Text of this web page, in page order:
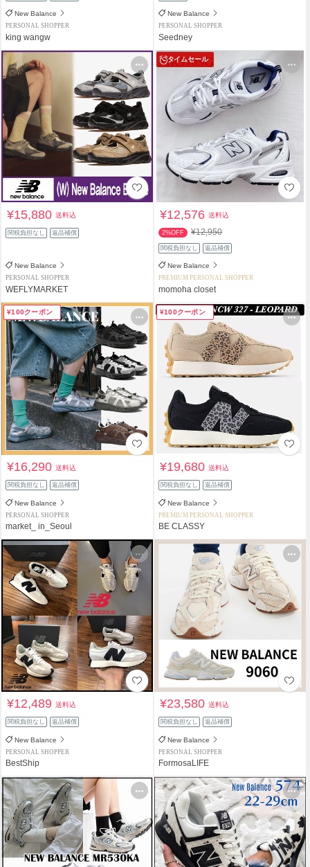
New Balance
PERSONAL SHOPPER
king wangw
New Balance
PERSONAL SHOPPER
Seedney
¥15,880送料込
関税負担なし 返品補償
New Balance
PERSONAL SHOPPER
WEFLYMARKET
タイムセール
¥12,576送料込
2%OFF ¥12,950
関税負担なし 返品補償
New Balance
PREMIUM PERSONAL SHOPPER
momoha closet
¥100クーポン
¥16,290送料込
関税負担なし 返品補償
New Balance
PERSONAL SHOPPER
market_ in_Seoul
¥100クーポン
¥19,680送料込
関税負担なし 返品補償
New Balance
PREMIUM PERSONAL SHOPPER
BE CLASSY
¥12,489送料込
関税負担なし 返品補償
New Balance
PERSONAL SHOPPER
BestShip
¥23,580送料込
関税負担なし 返品補償
New Balance
PERSONAL SHOPPER
FormosaLIFE